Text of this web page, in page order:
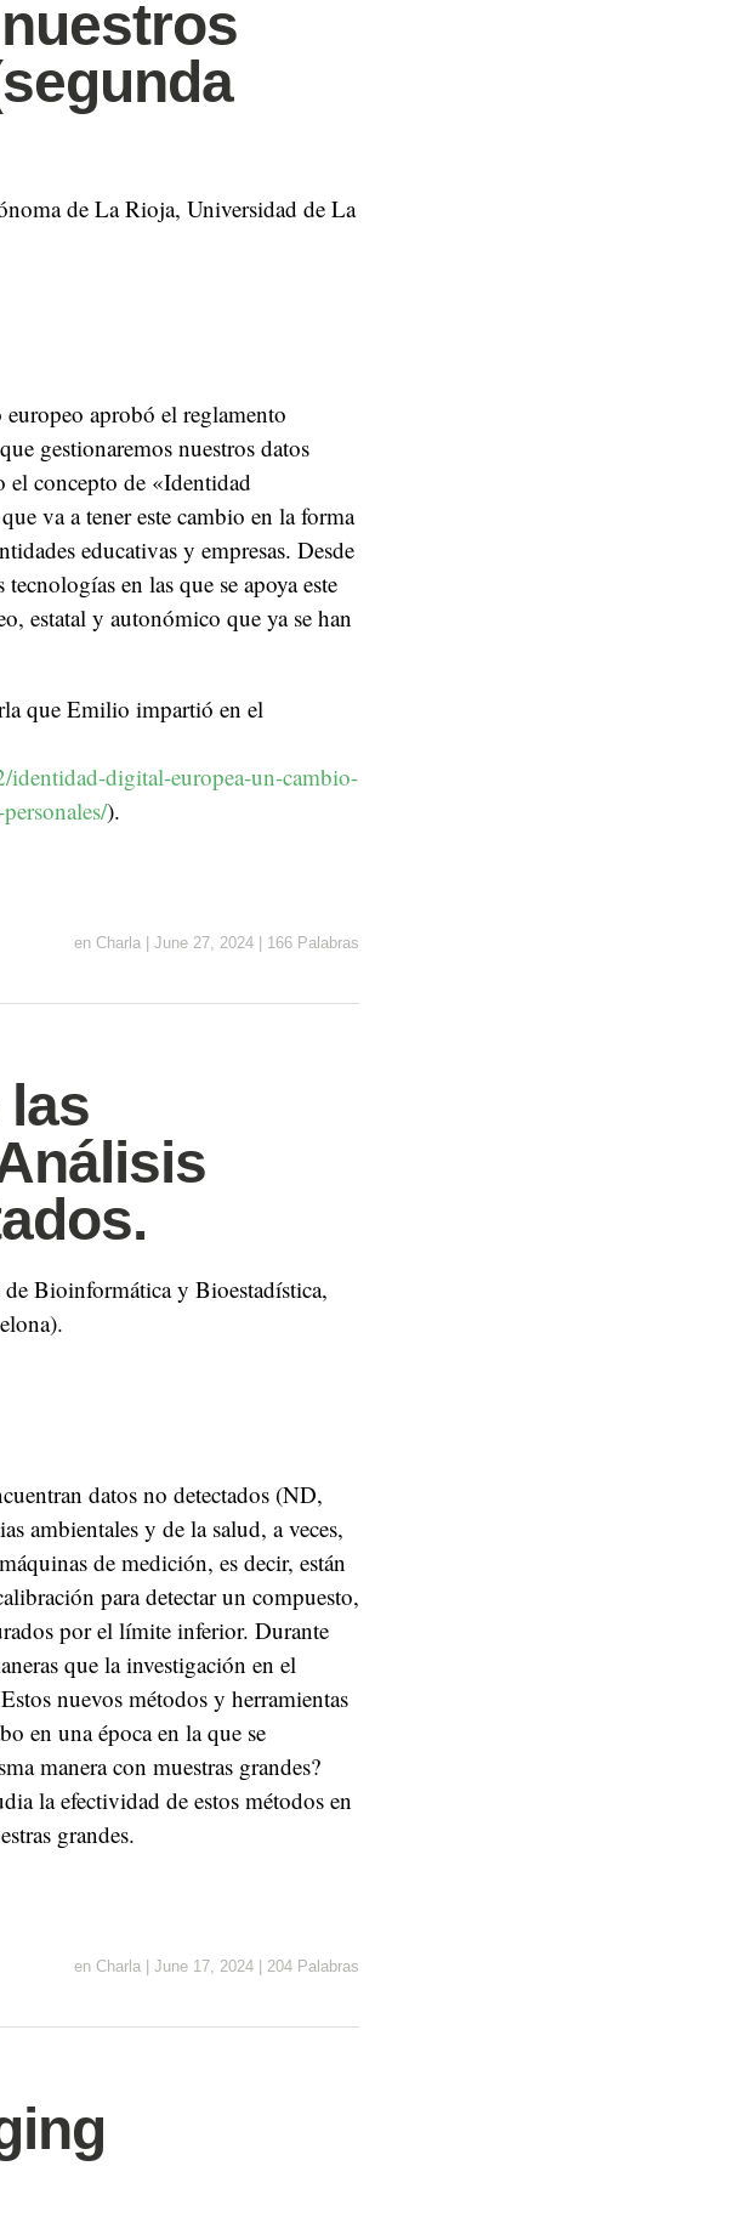
de La Rioja, Universidad de La
aprobó el reglamento
gestionaremos nuestros datos
concepto de «Identidad
va a tener este cambio en la forma
educativas y empresas. Desde
en las que se apoya este
estatal y autonómico que ya se han
que Emilio impartió en el
digital-europea-un-cambio-
).
en Charla June 27, 2024 166 Palabras
Bioinformática y Bioestadística,
datos no detectados (ND,
ambientales y de la salud, a veces,
de medición, es decir, están
para detectar un compuesto,
por el límite inferior. Durante
que la investigación en el
nuevos métodos y herramientas
en una época en la que se
manera con muestras grandes?
la efectividad de estos métodos en
grandes.
en Charla June 17, 2024 204 Palabras